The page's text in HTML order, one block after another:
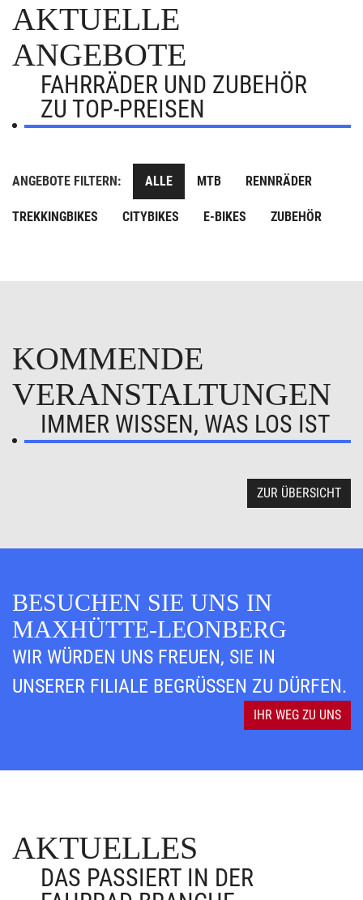
AKTUELLE
ANGEBOTE
FAHRRÄDER UND ZUBEHÖR
ZU TOP-PREISEN
ANGEBOTE FILTERN: ALLE MTB RENNRÄDER
TREKKINGBIKES CITYBIKES E-BIKES ZUBEHÖR
KOMMENDE
VERANSTALTUNGEN
IMMER WISSEN, WAS LOS IST
ZUR ÜBERSICHT
BESUCHEN SIE UNS IN
MAXHÜTTE-LEONBERG
WIR WÜRDEN UNS FREUEN, SIE IN
UNSERER FILIALE BEGRÜSSEN ZU DÜRFEN.
IHR WEG ZU UNS
AKTUELLES
DAS PASSIERT IN DER